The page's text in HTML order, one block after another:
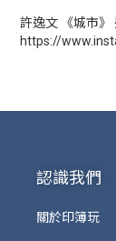
許逸文 《城市》
https://
認識我們
關於印簿玩